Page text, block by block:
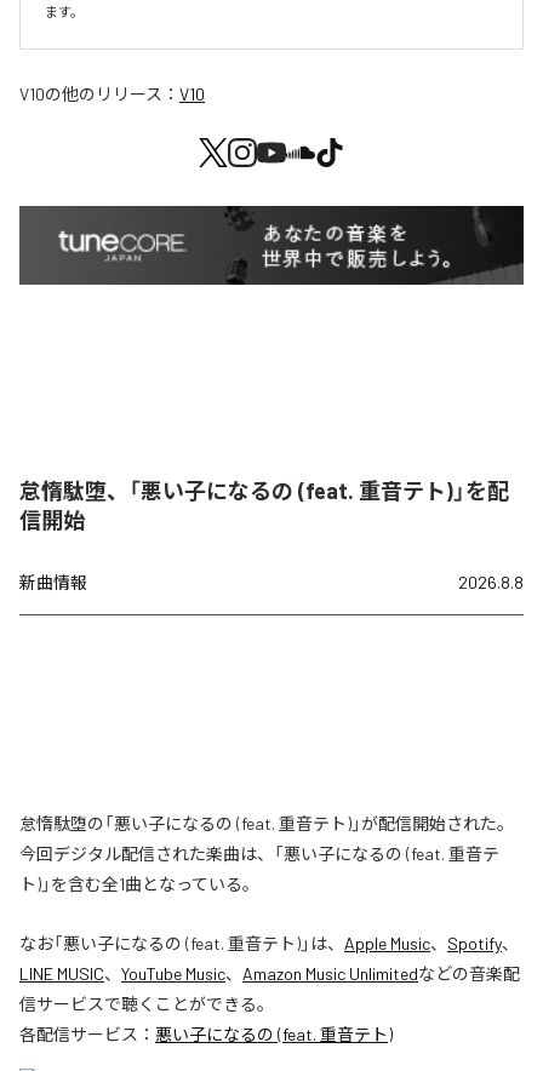
V10の他のリリース： V10
怠惰駄堕、「悪い子になるの (feat. 重音テト)」を配
信開始
新曲情報 2026.8.8
怠惰駄堕の「悪い子になるの (feat. 重音テト)」が配信開始された。
今回デジタル配信された楽曲は、「悪い子になるの (feat. 重音テ
ト)」を含む全1曲となっている。
なお「悪い子になるの (feat. 重音テト)」は、 Apple Music、 Spotify、
LINE MUSIC、 YouTube Music、 Amazon Music Unlimitedなどの音楽配
信サービスで聴くことができる。
各配信サービス： 悪い子になるの (feat. 重音テト)